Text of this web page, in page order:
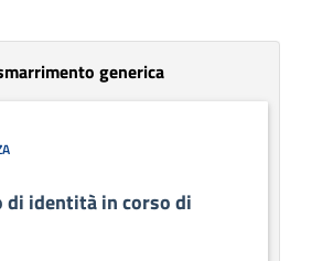
generica
di identità in corso di